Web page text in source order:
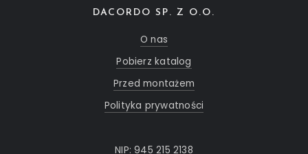
DACORDO SP. Z O.O.
O nas
Pobierz katalog
Przed montażem
Polityka prywatności
NIP: 945 215 2138